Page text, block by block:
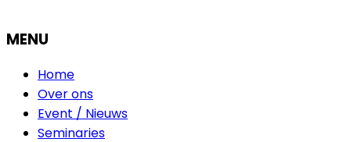
MENU
Home
Over ons
Event / Nieuws
Seminaries